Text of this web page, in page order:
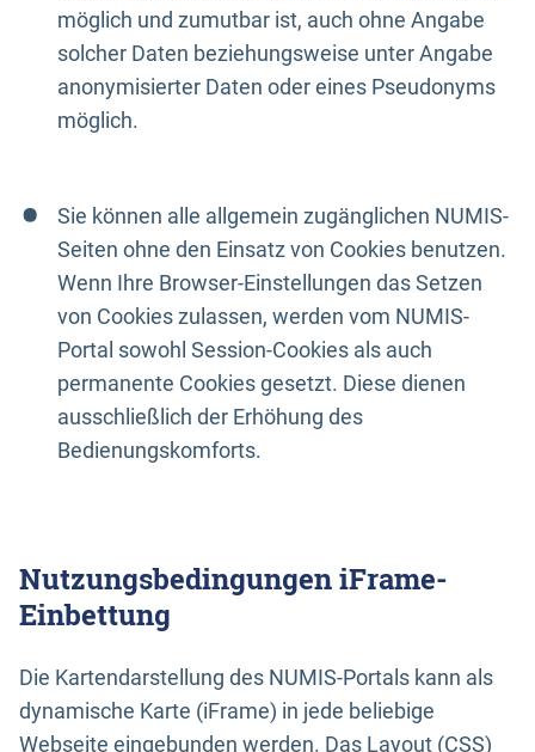
möglich und zumutbar ist, auch ohne Angabe
solcher Daten beziehungsweise unter Angabe
anonymisierter Daten oder eines Pseudonyms
möglich.
Sie können alle allgemein zugänglichen NUMIS-
Seiten ohne den Einsatz von Cookies benutzen.
Wenn Ihre Browser-Einstellungen das Setzen
von Cookies zulassen, werden vom NUMIS-
Portal sowohl Session-Cookies als auch
permanente Cookies gesetzt. Diese dienen
ausschließlich der Erhöhung des
Bedienungskomforts.
Nutzungsbedingungen iFrame-
Einbettung
Die Kartendarstellung des NUMIS-Portals kann als
dynamische Karte (iFrame) in jede beliebige
Webseite eingebunden werden. Das Layout (CSS)